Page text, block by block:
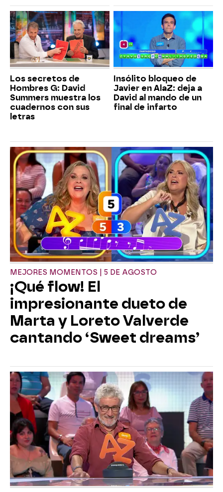
Los secretos de
Hombres G: David
Summers muestra los
cuadernos con sus
letras
Insólito bloqueo de
Javier en AlaZ: deja a
David al mando de un
final de infarto
MEJORES MOMENTOS | 5 DE AGOSTO
¡Qué flow! El
impresionante dueto de
Marta y Loreto Valverde
cantando ‘Sweet dreams’